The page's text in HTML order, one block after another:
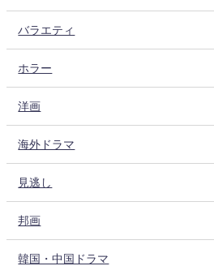
バラエティ
ホラー
洋画
海外ドラマ
見逃し
邦画
韓国・中国ドラマ